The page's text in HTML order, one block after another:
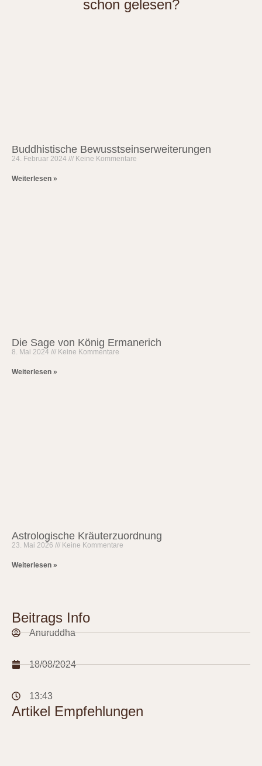
schon gelesen?
Buddhistische Bewusstseinserweiterungen
24. Februar 2024 Keine Kommentare
Weiterlesen »
Die Sage von König Ermanerich
8. Mai 2024 Keine Kommentare
Weiterlesen »
Astrologische Kräuterzuordnung
23. Mai 2026 Keine Kommentare
Weiterlesen »
Beitrags Info
Anuruddha
18/08/2024
13:43
Artikel Empfehlungen